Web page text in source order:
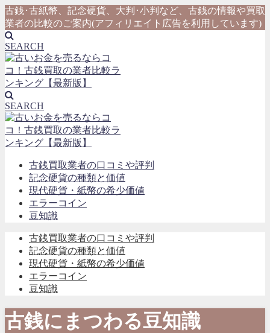
古銭･古紙幣、記念硬貨、大判･小判など、古銭の情報や買取
業者の比較のご案内(アフィリエイト広告を利用しています)
SEARCH
SEARCH
古銭買取業者の口コミや評判
記念硬貨の種類と価値
現代硬貨・紙幣の希少価値
エラーコイン
豆知識
古銭買取業者の口コミや評判
記念硬貨の種類と価値
現代硬貨・紙幣の希少価値
エラーコイン
豆知識
古銭にまつわる豆知識